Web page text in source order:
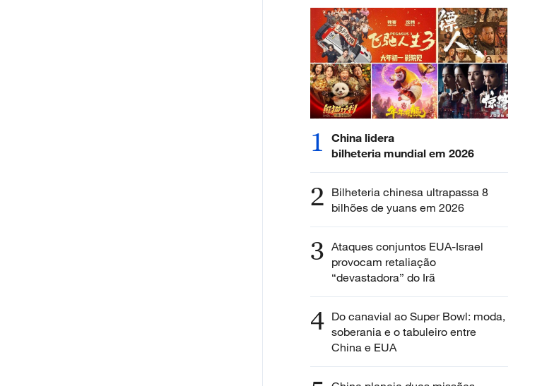
1
China lidera
bilheteria mundial em 2026
2 Bilheteria chinesa ultrapassa 8
bilhões de yuans em 2026
3 Ataques conjuntos EUA-Israel
provocam retaliação
“devastadora” do Irã
4 Do canavial ao Super Bowl: moda,
soberania e o tabuleiro entre
China e EUA